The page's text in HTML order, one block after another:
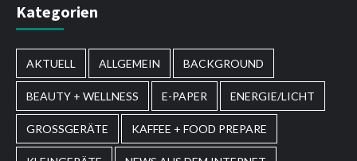
Kategorien
AKTUELL ALLGEMEIN BACKGROUND
BEAUTY + WELLNESS E-PAPER ENERGIE/LICHT
GROSSGERÄTE KAFFEE + FOOD PREPARE